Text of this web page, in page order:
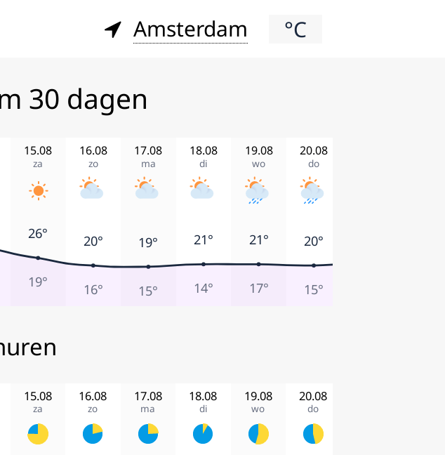
Amsterdam °C
30 dagen
za
15.08
zo
16.08
ma
17.08
di
18.08
wo
19.08
do
20.08
26°
19°
20°
16°
19°
15°
21°
14°
21°
17°
20°
15°
15.08
za
16.08
zo
17.08
ma
18.08
di
19.08
wo
20.08
do